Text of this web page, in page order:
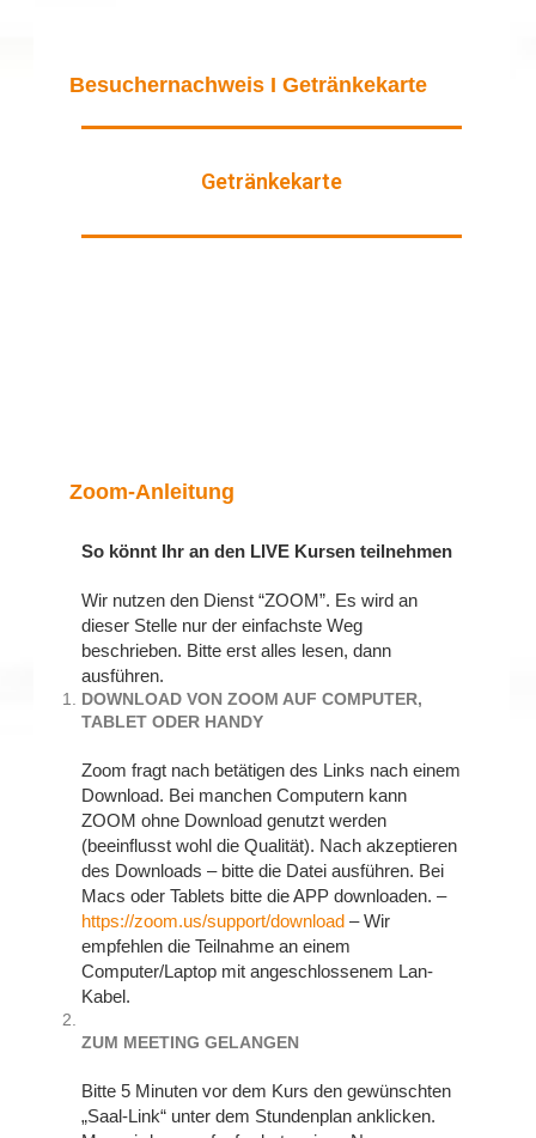
Besuchernachweis I Getränkekarte
Getränkekarte
Zoom-Anleitung
So könnt Ihr an den LIVE Kursen teilnehmen
Wir nutzen den Dienst “ZOOM”. Es wird an
dieser Stelle nur der einfachste Weg
beschrieben. Bitte erst alles lesen, dann
ausführen.
DOWNLOAD VON ZOOM AUF COMPUTER,
TABLET ODER HANDY
Zoom fragt nach betätigen des Links nach einem
Download. Bei manchen Computern kann
ZOOM ohne Download genutzt werden
(beeinflusst wohl die Qualität). Nach akzeptieren
des Downloads – bitte die Datei ausführen. Bei
Macs oder Tablets bitte die APP downloaden. –
https://zoom.us/support/download – Wir
empfehlen die Teilnahme an einem
Computer/Laptop mit angeschlossenem Lan-
Kabel.
ZUM MEETING GELANGEN
Bitte 5 Minuten vor dem Kurs den gewünschten
„Saal-Link“ unter dem Stundenplan anklicken.